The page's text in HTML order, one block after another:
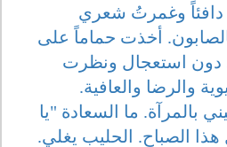
وغمرتُ شعري
أخذت حماماً على
دون استعجال ونظرت
والرضا والعافية.
بالمرآة. ما السعادة "يا
الصباح. الحليب يغلي.